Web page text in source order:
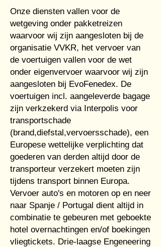
Onze diensten vallen voor de
wetgeving onder pakketreizen
waarvoor wij zijn aangesloten bij de
organisatie VVKR, het vervoer van
de voertuigen vallen voor de wet
onder eigenvervoer waarvoor wij zijn
aangesloten bij EvoFenedex. De
voertuigen incl. aangeleverde bagage
zijn verkzekerd via Interpolis voor
transportschade
(brand,diefstal,vervoersschade), een
Europese wettelijke verplichting dat
goederen van derden altijd door de
transporteur verzekert moeten zijn
tijdens transport binnen Europa.
Vervoer auto's en motoren op en neer
naar Spanje / Portugal dient altijd in
combinatie te gebeuren met geboekte
hotel overnachtingen en/of boekingen
vliegtickets. Drie-laagse Engeneering